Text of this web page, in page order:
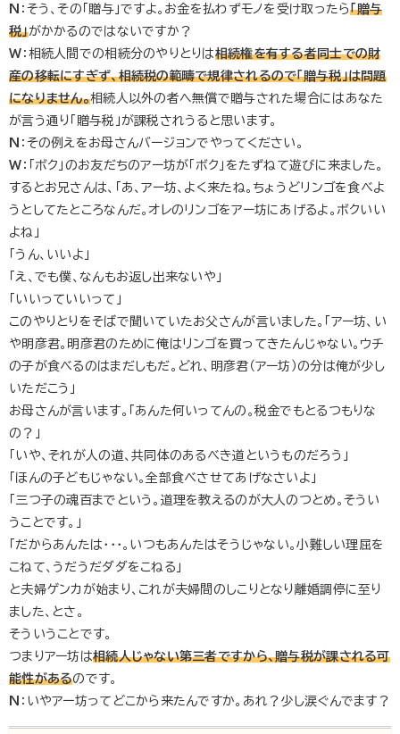
N ：そう、その「贈与」ですよ。お金を払わずモノを受け取ったら「贈与
税」がかかるのではないですか？
W ：相続人間での相続分のやりとりは相続権を有する者同士での財
産の移転にすぎず、相続税の範疇で規律されるので「贈与税」は問題
になりません。相続人以外の者へ無償で贈与された場合にはあなた
が言う通り「贈与税」が課税されうると思います。
N ：その例えをお母さんバージョンでやってください。
W ：「ボク」のお友だちのアー坊が「ボク」をたずねて遊びに来ました。
するとお兄さんは、「あ、アー坊、よく来たね。ちょうどリンゴを食べよ
うとしてたところなんだ。オレのリンゴをアー坊にあげるよ。ボクいい
よね」
「うん、いいよ」
「え、でも僕、なんもお返し出来ないや」
「いいっていいって」
このやりとりをそばで聞いていたお父さんが言いました。「アー坊、い
や明彦君。明彦君のために俺はリンゴを買ってきたんじゃない。ウチ
の子が食べるのはまだしもだ。どれ、明彦君（アー坊）の分は俺が少し
いただこう」
お母さんが言います。「あんた何いってんの。税金でもとるつもりな
の？」
「いや、それが人の道、共同体のあるべき道というものだろう」
「ほんの子どもじゃない。全部食べさせてあげなさいよ」
「三つ子の魂百までという。道理を教えるのが大人のつとめ。そうい
うことです。」
「だからあんたは・・・。いつもあんたはそうじゃない。小難しい理屈を
こねて、うだうだダダをこねる」
と夫婦ゲンカが始まり、これが夫婦間のしこりとなり離婚調停に至り
ました、とさ。
そういうことです。
つまりアー坊は相続人じゃない第三者ですから、贈与税が課される可
能性があるのです。
N ：いやアー坊ってどこから来たんですか。あれ？少し涙ぐんでます？